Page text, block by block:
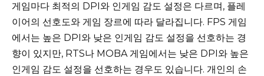
게임마다 최적의 DPI와 인게임 감도 설정은 다르며, 플레
이어의 선호도와 게임 장르에 따라 달라집니다. FPS 게임
에서는 높은 DPI와 낮은 인게임 감도 설정을 선호하는 경
향이 있지만, RTS나 MOBA 게임에서는 낮은 DPI와 높은
인게임 감도 설정을 선호하는 경우도 있습니다. 개인의 손